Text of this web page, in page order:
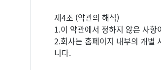
제4조 (약관의 해석)
1.이 약관에서 정하지 않은 사
2.회사는 홈페이지 내부의 개별
니다.